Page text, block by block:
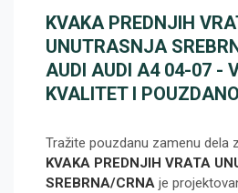
KVAKA PREDNJIH
UNUTRASNJA
AUDI AUDI A4 04-07 -
KVALITET I
Tražite pouzdanu zamenu dela
KVAKA PREDNJIH VRATA
SREBRNA/CRNA je